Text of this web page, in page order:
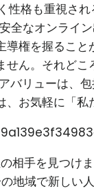
格も重視さ
全なオンライ
導権を握るこ
ん。それど
バリューは、
お気軽に「私
相手を見つけ
地域で新しい